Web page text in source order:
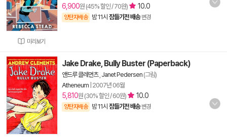
미리보기
6,900원 (45% 할인 / 70원) 10.0
양탄자배송 밤 11시 잠들기전 배송 변경
Jake Drake, Bully Buster (Paperback)
앤드루 클레먼츠, Janet Pedersen (그림)
Atheneum 2007년 06월
5,810원 (30% 할인 / 60원) 10.0
양탄자배송 밤 11시 잠들기전 배송 변경